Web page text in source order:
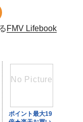
FMV Lifebook